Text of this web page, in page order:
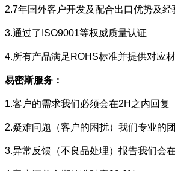
2.7年国外客户开发及配合出口优势及经
3.通过了ISO9001等权威质量认证
4.所有产品满足ROHS标准并提供对应
易密斯服务：
1.客户的需求我们必须会在2H之内回复
2.疑难问题（客户的困扰）我们专业的
3.异常反馈（不良品处理）报告我们会